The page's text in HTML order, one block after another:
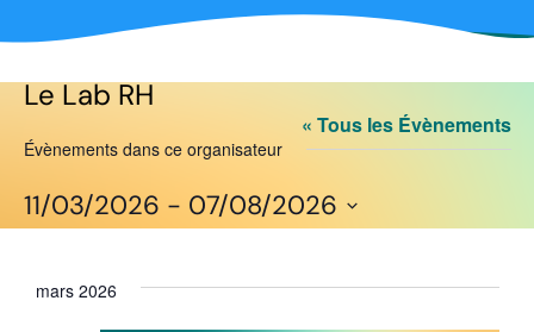
Le Lab RH
« Tous les Évènements
Évènements dans ce organisateur
11/03/2026 - 07/08/2026
date.
mars 2026